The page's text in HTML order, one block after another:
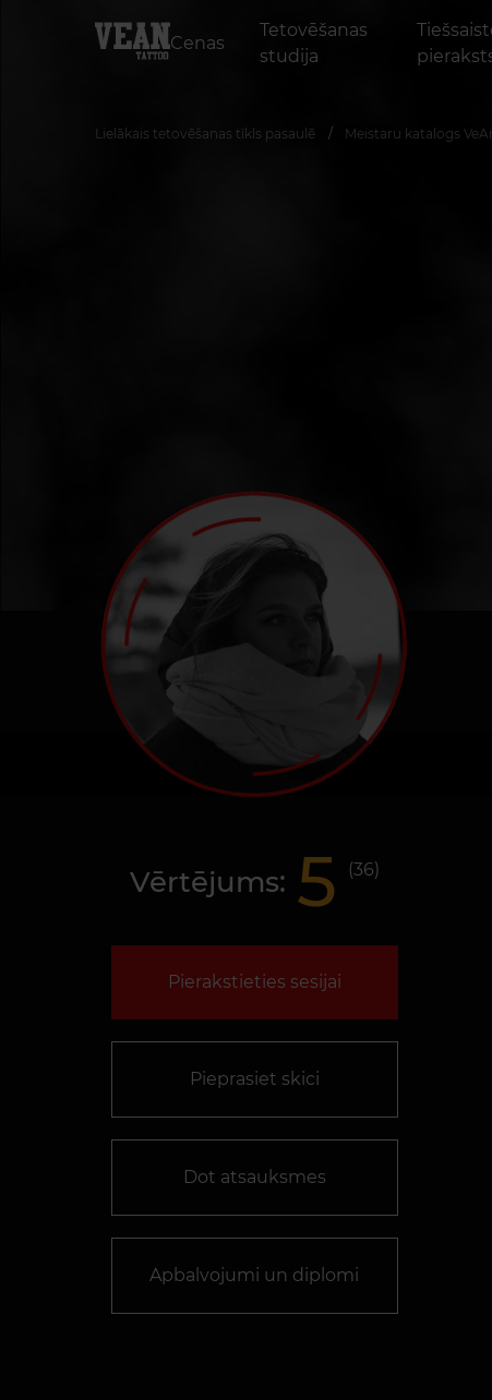
Cenas
Tetovēšanas
studija
Lielākais tetovēšanas tīkls pasaulē Meistaru katalogs
Vērtējums: 5 (36)
Pierakstieties sesijai
Pieprasiet skici
Dot atsauksmes
Apbalvojumi un diplomi